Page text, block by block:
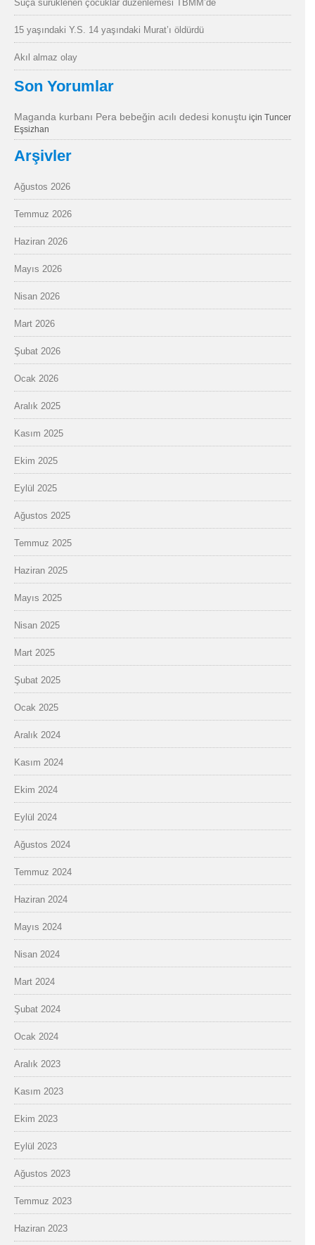
Suça sürüklenen çocuklar düzenlemesi TBMM’de
15 yaşındaki Y.S. 14 yaşındaki Murat’ı öldürdü
Akıl almaz olay
Son Yorumlar
Maganda kurbanı Pera bebeğin acılı dedesi konuştu için Tuncer
Eşsizhan
Arşivler
Ağustos 2026
Temmuz 2026
Haziran 2026
Mayıs 2026
Nisan 2026
Mart 2026
Şubat 2026
Ocak 2026
Aralık 2025
Kasım 2025
Ekim 2025
Eylül 2025
Ağustos 2025
Temmuz 2025
Haziran 2025
Mayıs 2025
Nisan 2025
Mart 2025
Şubat 2025
Ocak 2025
Aralık 2024
Kasım 2024
Ekim 2024
Eylül 2024
Ağustos 2024
Temmuz 2024
Haziran 2024
Mayıs 2024
Nisan 2024
Mart 2024
Şubat 2024
Ocak 2024
Aralık 2023
Kasım 2023
Ekim 2023
Eylül 2023
Ağustos 2023
Temmuz 2023
Haziran 2023